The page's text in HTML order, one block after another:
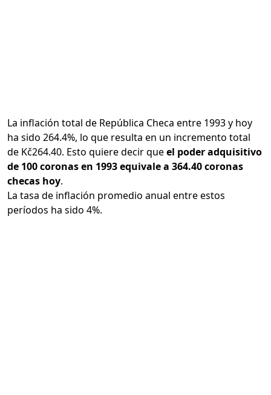
La inflación total de República Checa entre 1993 y hoy
ha sido 264.4%, lo que resulta en un incremento total
de Kč264.40. Esto quiere decir queel poder adquisitivo
de 100 coronas en 1993 equivale a 364.40 coronas
checas hoy.
La tasa de inflación promedio anual entre estos
períodos ha sido 4%.